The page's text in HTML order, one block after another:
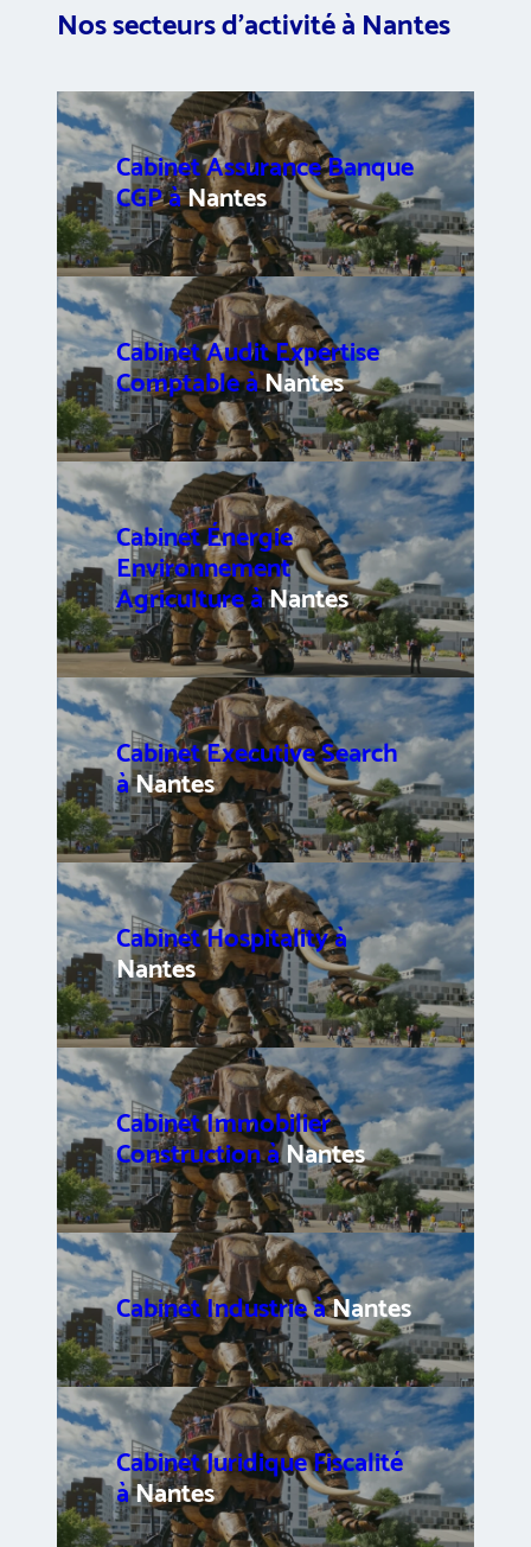
Nos secteurs d’activité à Nantes
Cabinet Assurance Banque
CGP àNantes
Cabinet Audit Expertise
Comptable àNantes
Cabinet Énergie
Environnement
Agriculture àNantes
Cabinet Executive Search
àNantes
Cabinet Hospitality à
Nantes
Cabinet Immobilier
Construction àNantes
Cabinet Industrie àNantes
Cabinet Juridique Fiscalité
àNantes